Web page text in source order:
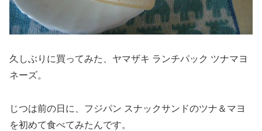
久しぶりに買ってみた、ヤマザキ ランチパック ツナマヨ
ネーズ。
じつは前の日に、フジパン スナックサンドのツナ＆マヨ
を初めて食べてみたんです。